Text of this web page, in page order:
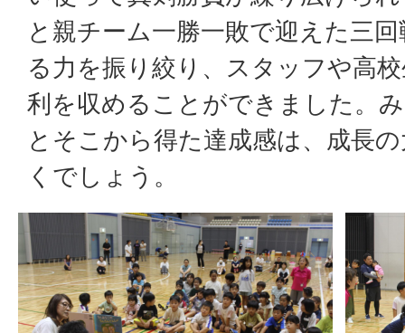
と親チーム一勝一敗で迎えた三
る力を振り絞り、スタッフや高
利を収めることができました。
とそこから得た達成感は、成長
くでしょう。